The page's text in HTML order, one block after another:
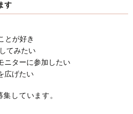
す
とが好き
てみたい
ニターに参加したい
広げたい
しています。